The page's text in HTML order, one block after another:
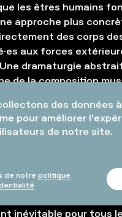
les êtres humains
approche plus
des corps
aux forces
dramaturgie
de la composition
les êtres vivants
ordonnées. Ils vont à
de la perte d’ordre et
inévitable pour tous
des données
pour améliorer
de notre site.
de notre politique